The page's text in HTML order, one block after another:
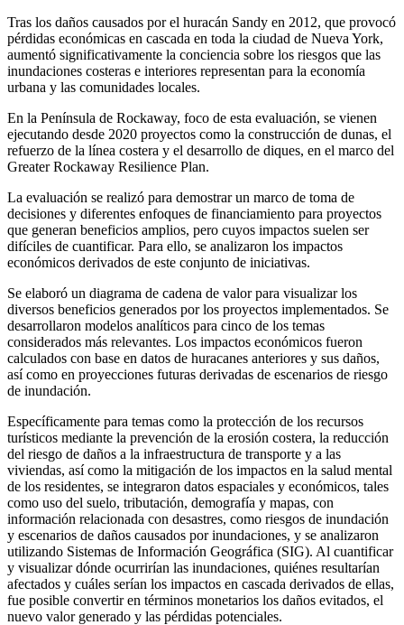
Tras los daños causados por el huracán Sandy en 2012, que provocó
pérdidas económicas en cascada en toda la ciudad de Nueva York,
aumentó significativamente la conciencia sobre los riesgos que las
inundaciones costeras e interiores representan para la economía
urbana y las comunidades locales.
En la Península de Rockaway, foco de esta evaluación, se vienen
ejecutando desde 2020 proyectos como la construcción de dunas, el
refuerzo de la línea costera y el desarrollo de diques, en el marco del
Greater Rockaway Resilience Plan.
La evaluación se realizó para demostrar un marco de toma de
decisiones y diferentes enfoques de financiamiento para proyectos
que generan beneficios amplios, pero cuyos impactos suelen ser
difíciles de cuantificar. Para ello, se analizaron los impactos
económicos derivados de este conjunto de iniciativas.
Se elaboró un diagrama de cadena de valor para visualizar los
diversos beneficios generados por los proyectos implementados. Se
desarrollaron modelos analíticos para cinco de los temas
considerados más relevantes. Los impactos económicos fueron
calculados con base en datos de huracanes anteriores y sus daños,
así como en proyecciones futuras derivadas de escenarios de riesgo
de inundación.
Específicamente para temas como la protección de los recursos
turísticos mediante la prevención de la erosión costera, la reducción
del riesgo de daños a la infraestructura de transporte y a las
viviendas, así como la mitigación de los impactos en la salud mental
de los residentes, se integraron datos espaciales y económicos, tales
como uso del suelo, tributación, demografía y mapas, con
información relacionada con desastres, como riesgos de inundación
y escenarios de daños causados por inundaciones, y se analizaron
utilizando Sistemas de Información Geográfica (SIG). Al cuantificar
y visualizar dónde ocurrirían las inundaciones, quiénes resultarían
afectados y cuáles serían los impactos en cascada derivados de ellas,
fue posible convertir en términos monetarios los daños evitados, el
nuevo valor generado y las pérdidas potenciales.